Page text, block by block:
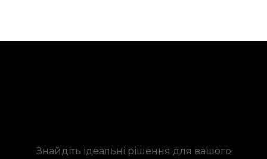
Знайдіть ідеальні рішення для вашого